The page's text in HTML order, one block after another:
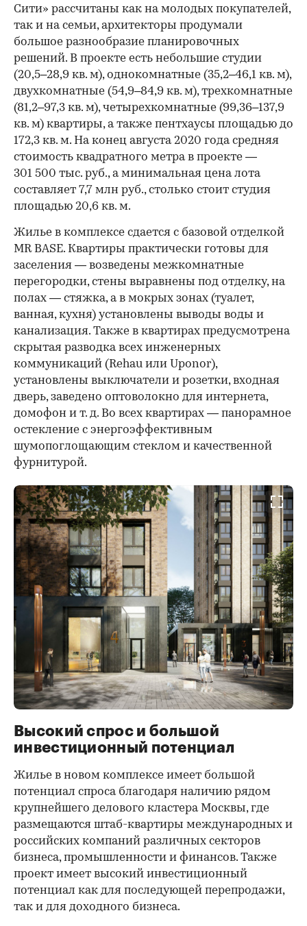
Сити» рассчитаны как на молодых покупателей,
так и на семьи, архитекторы продумали
большое разнообразие планировочных
решений. В проекте есть небольшие студии
(20,5–28,9 кв. м), однокомнатные (35,2–46,1 кв. м),
двухкомнатные (54,9–84,9 кв. м), трехкомнатные
(81,2–97,3 кв. м), четырехкомнатные (99,36–137,9
кв. м) квартиры, а также пентхаусы площадью до
172,3 кв. м. На конец августа 2020 года средняя
стоимость квадратного метра в проекте —
301 500 тыс. руб., а минимальная цена лота
составляет 7,7 млн руб., столько стоит студия
площадью 20,6 кв. м.
Жилье в комплексе сдается с базовой отделкой
MR BASE. Квартиры практически готовы для
заселения — возведены межкомнатные
перегородки, стены выравнены под отделку, на
полах — стяжка, а в мокрых зонах (туалет,
ванная, кухня) установлены выводы воды и
канализация. Также в квартирах предусмотрена
скрытая разводка всех инженерных
коммуникаций (Rehau или Uponor),
установлены выключатели и розетки, входная
дверь, заведено оптоволокно для интернета,
домофон и т. д. Во всех квартирах — панорамное
остекление с энергоэффективным
шумопоглощающим стеклом и качественной
фурнитурой.
Высокий спрос и большой
инвестиционный потенциал
Жилье в новом комплексе имеет большой
потенциал спроса благодаря наличию рядом
крупнейшего делового кластера Москвы, где
размещаются штаб-квартиры международных и
российских компаний различных секторов
бизнеса, промышленности и финансов. Также
проект имеет высокий инвестиционный
потенциал как для последующей перепродажи,
так и для доходного бизнеса.